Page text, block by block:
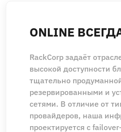
ONLINE
RackCorp задаёт
высокой доступности
тщательно
резервированными и
сетями. В отличие от
провайдеров, наша
проектируется с